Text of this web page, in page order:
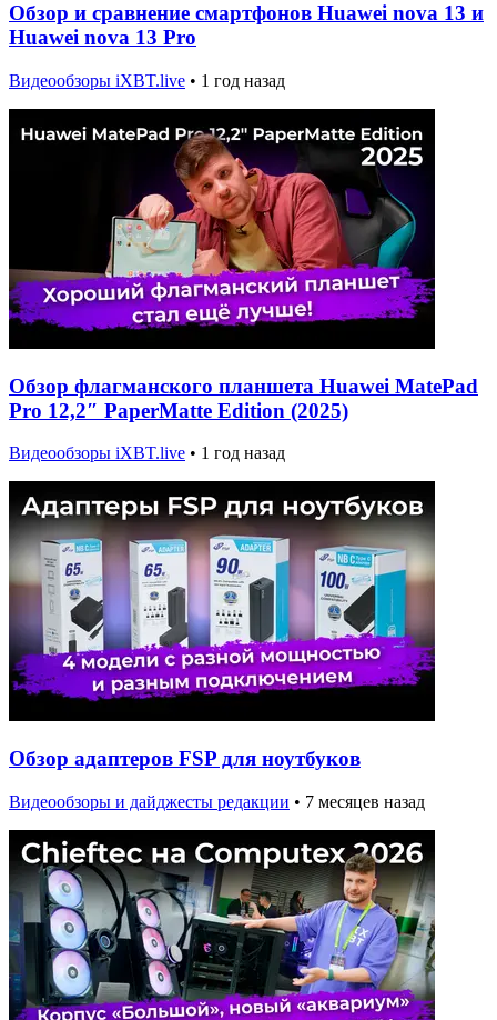
Обзор и сравнение смартфонов Huawei nova 13 и
Huawei nova 13 Pro
Видеообзоры iXBT.live • 1 год назад
Обзор флагманского планшета Huawei MatePad
Pro 12,2″ PaperMatte Edition (2025)
Видеообзоры iXBT.live • 1 год назад
Обзор адаптеров FSP для ноутбуков
Видеообзоры и дайджесты редакции • 7 месяцев назад